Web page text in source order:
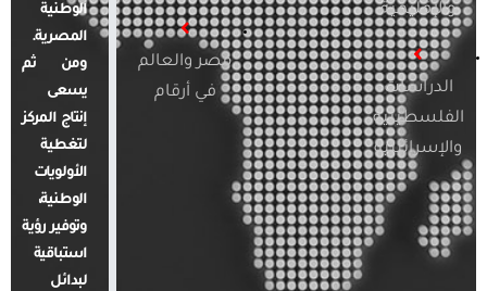
والإقليمية
الدراسات
الفلسطينية
والإسرائيلية
مصر والعالم
في أرقام
الوطنية
المصرية.
ومن ثم
يسعى
إنتاج المركز
لتغطية
الأولويات
الوطنية،
وتوفير رؤية
استباقية
لبدائل